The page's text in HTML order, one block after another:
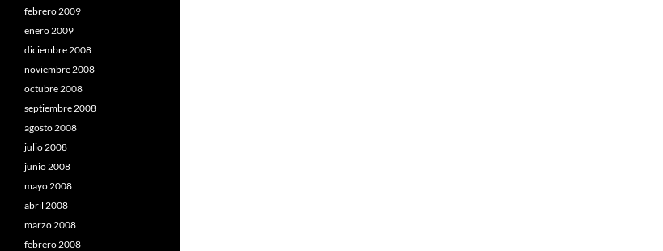
febrero 2009
enero 2009
diciembre 2008
noviembre 2008
octubre 2008
septiembre 2008
agosto 2008
julio 2008
junio 2008
mayo 2008
abril 2008
marzo 2008
febrero 2008